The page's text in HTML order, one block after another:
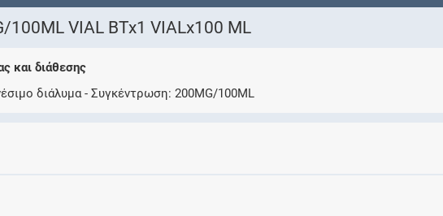
Αποθηκεύστε τις συνταγές σας και
100ML VIAL BTx1 VIALx100 ML
και διάθεσης
διάλυμα Συγκέντρωση 200MG/100ML